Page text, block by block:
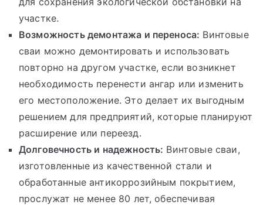
участке.
Возможность демонтажа и переноса: Винтовые
сваи можно демонтировать и использовать
повторно на другом участке, если возникнет
необходимость перенести ангар или изменить
его местоположение. Это делает их выгодным
решением для предприятий, которые планируют
расширение или переезд.
Долговечность и надежность: Винтовые сваи,
изготовленные из качественной стали и
обработанные антикоррозийным покрытием,
прослужат не менее 80 лет, обеспечивая